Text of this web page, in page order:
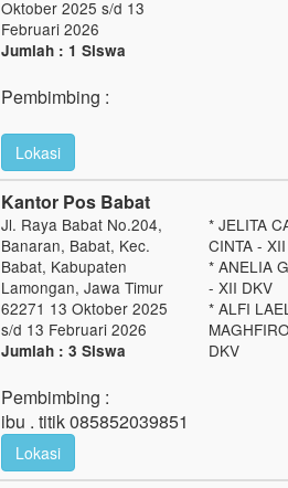
Oktober 2025 s/d 13
Februari 2026
Jumlah : 1 Siswa
Pembimbing :
Lokasi
Kantor Pos Babat
Jl. Raya Babat No.204,
Banaran, Babat, Kec.
Babat, Kabupaten
Lamongan, Jawa Timur
62271 13 Oktober 2025
s/d 13 Februari 2026
Jumlah : 3 Siswa
Pembimbing :
ibu . titik 085852039851
Lokasi
* JELITA
CINTA -
* ANELIA
- XII DKV
* ALFI
DKV